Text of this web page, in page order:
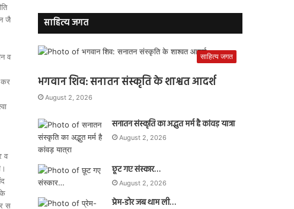
जै
व
कर
व
स
साहित्य जगत
साहित्य जगत
भगवान शिव: सनातन संस्कृति के शाश्वत आदर्श
August 2, 2026
सनातन संस्कृति का अद्भुत मर्म है कांवड़ यात्रा
August 2, 2026
छूट गए संस्कार…
August 2, 2026
प्रेम-डोर जब थाम ली…